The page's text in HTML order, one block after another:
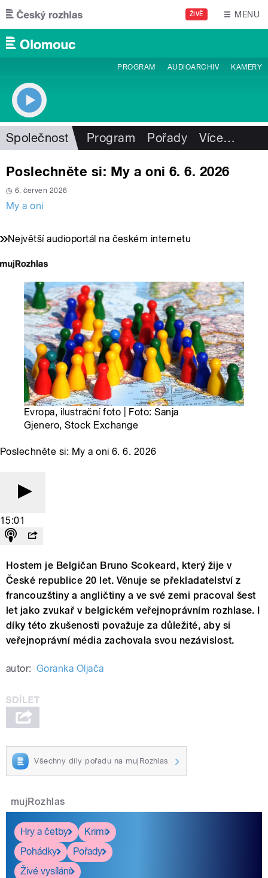
Přejít k hlavnímu obsahu
ŽIVĚ MENU
PROGRAM AUDIOARCHIV KAMERY
Společnost Program Pořady Více…
Poslechněte si: My a oni 6. 6. 2026
6. červen 2026
My a oni
Největší audioportál na českém internetu
Evropa, ilustrační foto | Foto: Sanja
Gjenero, Stock Exchange
Poslechněte si: My a oni 6. 6. 2026
15:01
Hostem je Belgičan Bruno Scokeard, který žije v
České republice 20 let. Věnuje se překladatelství z
francouzštiny a angličtiny a ve své zemi pracoval šest
let jako zvukař v belgickém veřejnoprávním rozhlase. I
díky této zkušenosti považuje za důležité, aby si
veřejnoprávní média zachovala svou nezávislost.
autor: Goranka Oljača
Všechny díly pořadu na mujRozhlas
mujRozhlas
Hry a četby
Krimi
Pohádky
Pořady
Živé vysílání